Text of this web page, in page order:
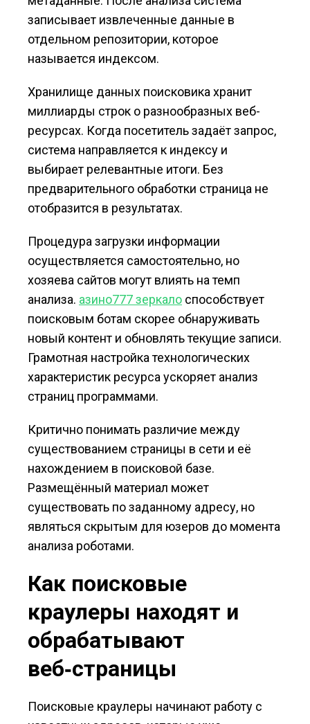
записывает извлеченные данные в
отдельном репозитории, которое
называется индексом.
Хранилище данных поисковика хранит
миллиарды строк о разнообразных веб-
ресурсах. Когда посетитель задаёт запрос,
система направляется к индексу и
выбирает релевантные итоги. Без
предварительного обработки страница не
отобразится в результатах.
Процедура загрузки информации
осуществляется самостоятельно, но
хозяева сайтов могут влиять на темп
анализа. азино777 зеркало способствует
поисковым ботам скорее обнаруживать
новый контент и обновлять текущие записи.
Грамотная настройка технологических
характеристик ресурса ускоряет анализ
страниц программами.
Критично понимать различие между
существованием страницы в сети и её
нахождением в поисковой базе.
Размещённый материал может
существовать по заданному адресу, но
являться скрытым для юзеров до момента
анализа роботами.
Как поисковые
краулеры находят и
обрабатывают
веб‑страницы
Поисковые краулеры начинают работу с